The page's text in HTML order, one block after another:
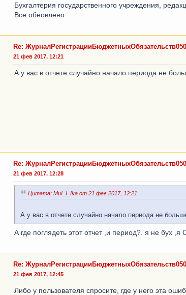
Бухгалтерия государственного учреждения,
Все обновлено
Re:
21 фев 2017, 12:21
А у вас в отчете случайно начало периода не
Re:
21 фев 2017, 12:28
Цитата: MuI_I_Ika от 21 фев 2017, 12:21
А у вас в отчете случайно начало периода не
А где поглядеть этот отчет ,и период?. я не бух ,я
Re:
21 фев 2017, 12:45
Либо у пользователя спросите, где у него эта